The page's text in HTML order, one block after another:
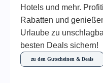
Hotels und mehr.
Rabatten und
Urlaube zu
besten Deals sichern!
zu den Gutscheinen & Deals